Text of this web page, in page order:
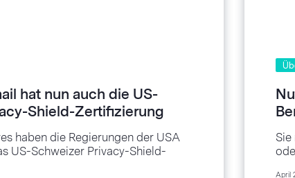
hat nun auch die US-
Shield-Zertifizierung
haben die Regierungen der USA
US-Schweizer Privacy-Shield-
April